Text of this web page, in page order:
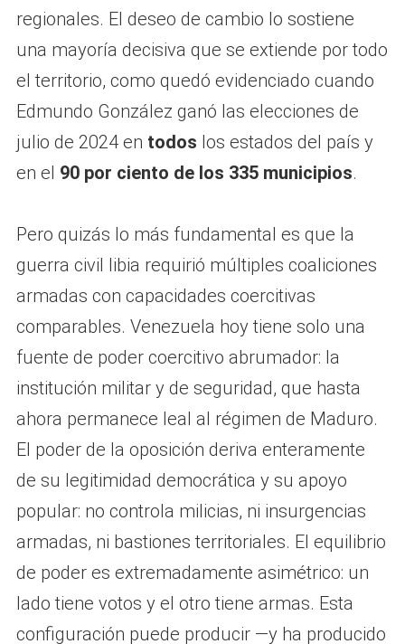
regionales. El deseo de cambio lo sostiene
una mayoría decisiva que se extiende por todo
el territorio, como quedó evidenciado cuando
Edmundo González ganó las elecciones de
julio de 2024 en todos los estados del país y
en el 90 por ciento de los 335 municipios.
Pero quizás lo más fundamental es que la
guerra civil libia requirió múltiples coaliciones
armadas con capacidades coercitivas
comparables. Venezuela hoy tiene solo una
fuente de poder coercitivo abrumador: la
institución militar y de seguridad, que hasta
ahora permanece leal al régimen de Maduro.
El poder de la oposición deriva enteramente
de su legitimidad democrática y su apoyo
popular: no controla milicias, ni insurgencias
armadas, ni bastiones territoriales. El equilibrio
de poder es extremadamente asimétrico: un
lado tiene votos y el otro tiene armas. Esta
configuración puede producir —y ha producido